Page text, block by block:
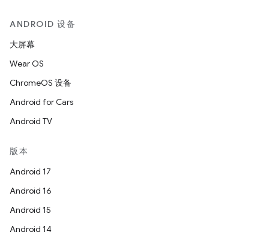
ANDROID 设备
大屏幕
Wear OS
ChromeOS 设备
Android for Cars
Android TV
版本
Android 17
Android 16
Android 15
Android 14